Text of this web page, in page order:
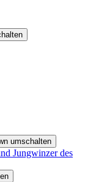
umschalten
Jungwinzer des